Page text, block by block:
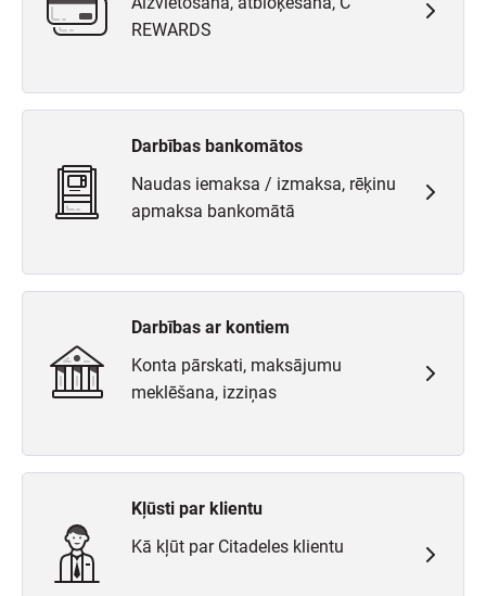
REWARDS
Darbības bankomātos
Naudas iemaksa / izmaksa, rēķinu
apmaksa bankomātā
Darbības ar kontiem
Konta pārskati, maksājumu
meklēšana, izziņas
Kļūsti par klientu
Kā kļūt par Citadeles klientu